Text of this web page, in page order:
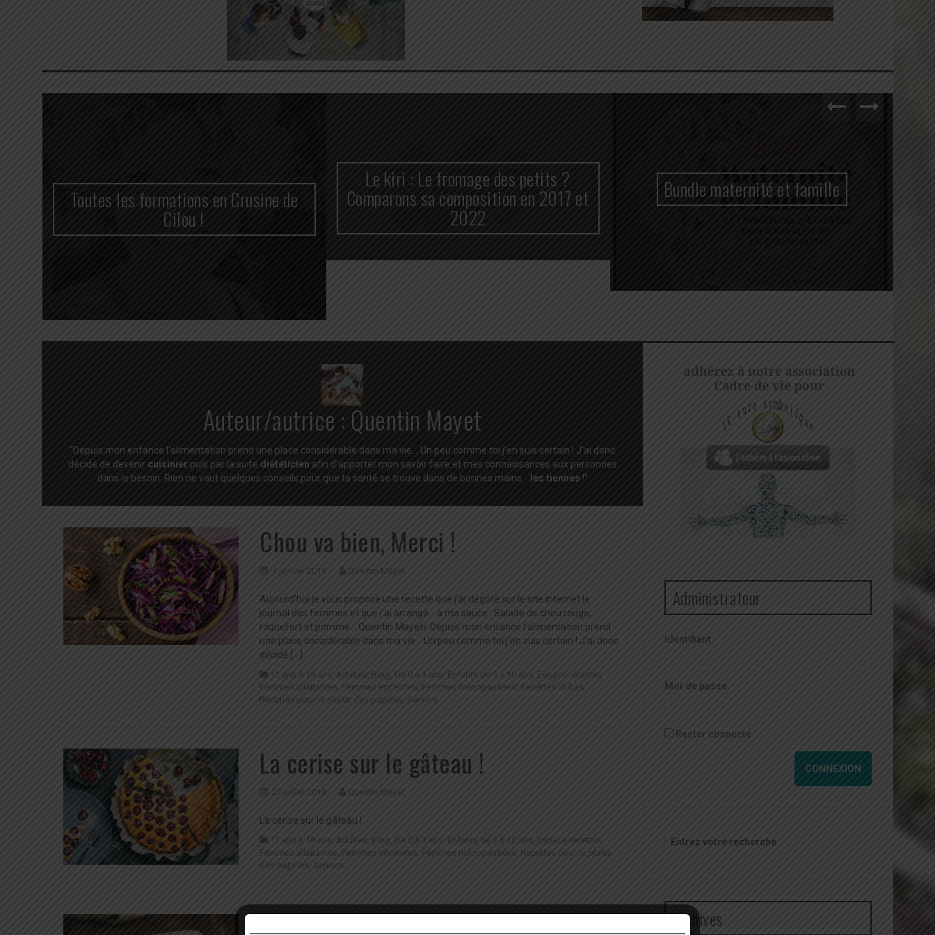
Toutes les formations en Crusine de
Cilou !
Le kiri : Le fromage des petits ?
Comparons sa composition en 2017 et
2022
Bundle maternité et famille
Auteur/autrice : Quentin Mayet
"Depuis mon enfance l'alimentation prend une place considérable dans ma vie... Un peu comme toi j'en suis certain ! J'ai donc
décidé de devenir cuisinier puis par la suite diététicien afin d'apporter mon savoir faire et mes connaissances aux personnes
dans le besoin. Rien ne vaut quelques conseils pour que ta santé se trouve dans de bonnes mains... les tiennes !"
Chou va bien, Merci !
4 janvier 2019 Quentin Mayet
Aujourd’hui je vous propose une recette que j’ai dégoté sur le site internet le
journal des femmes et que j’ai arrangé… à ma sauce : Salade de chou rouge,
roquefort et pomme… Quentin Mayet« Depuis mon enfance l’alimentation prend
une place considérable dans ma vie… Un peu comme toi j’en suis certain ! J’ai donc
décidé […]
11 ans à 18 ans Adultes Blog , De 0 à 3 ans Enfants de 3 à 10 ans Espace recettes,
Femmes allaitantes, Femmes enceintes Femmes ménopausées, Recettes IG bas
Recettes pour le plaisir des papilles, Seniors
La cerise sur le gâteau !
27 juillet 2018 Quentin Mayet
La cerise sur le gâteau !
11 ans à 18 ans, Adultes Blog, De 0 à 3 ans, Enfants de 3 à 10 ans, Espace recettes,
Femmes allaitantes , Femmes enceintes Femmes ménopausées Recettes pour le plaisir
des papilles Seniors
Administrateur
Identifiant:
Mot de passe:
Rester connecté
CONNEXION
Recherche
pour
Archives